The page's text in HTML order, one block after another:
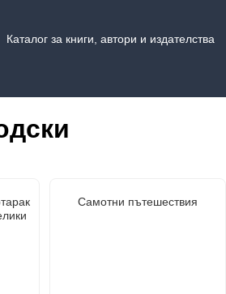
Каталог за книги, автори и издателства
Самотни пътешествия